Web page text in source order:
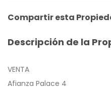
Compartir esta
Descripción de la
VENTA
Afianza Palace 4